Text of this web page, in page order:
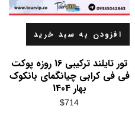
افزودن به سبد خرید
تور تایلند ترکیبی 16 روزه پوکت
فی فی کرابی چیانگمای بانکوک
بهار 1404
$714